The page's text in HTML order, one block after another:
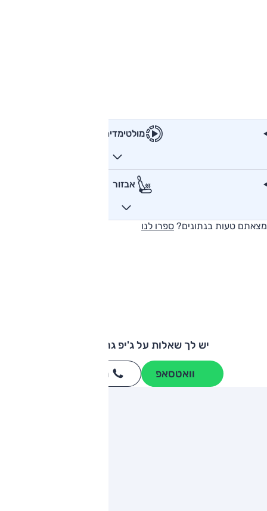
מולטימדיה
אבזור
מצאתם טעות בנתונים? ספרו לנו
יש לך שאלות על ג'יפ גרנד צ'רוקי?
וואטסאפ חייגו
מותגים מתחרים